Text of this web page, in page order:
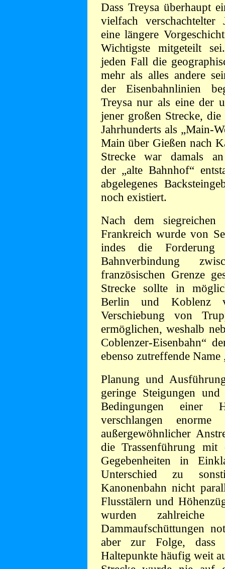
Dass Treysa überhaupt
vielfach verschachtelter
eine längere
Wichtigste mitgeteilt
jeden Fall die
mehr als alles andere
der Eisenbahnlinien
Treysa nur als eine der
jener großen Strecke,
Jahrhunderts als „Main-
Main über Gießen nach
Strecke war damals
der „alte Bahnhof“
abgelegenes
noch existiert.
Nach dem
Frankreich wurde von
indes die
Bahnverbindung
französischen Grenze
Strecke sollte in
Berlin und Koblenz
Verschiebung von
ermöglichen, weshalb
Coblenzer-Eisenbahn“
ebenso zutreffende
Planung und
geringe Steigungen
Bedingungen einer
verschlangen
außergewöhnlicher
die Trassenführung mit
Gegebenheiten in
Unterschied zu
Kanonenbahn nicht
Flusstälern und
wurden zahlreiche
Dammaufschüttungen
aber zur Folge, dass
Haltepunkte häufig weit